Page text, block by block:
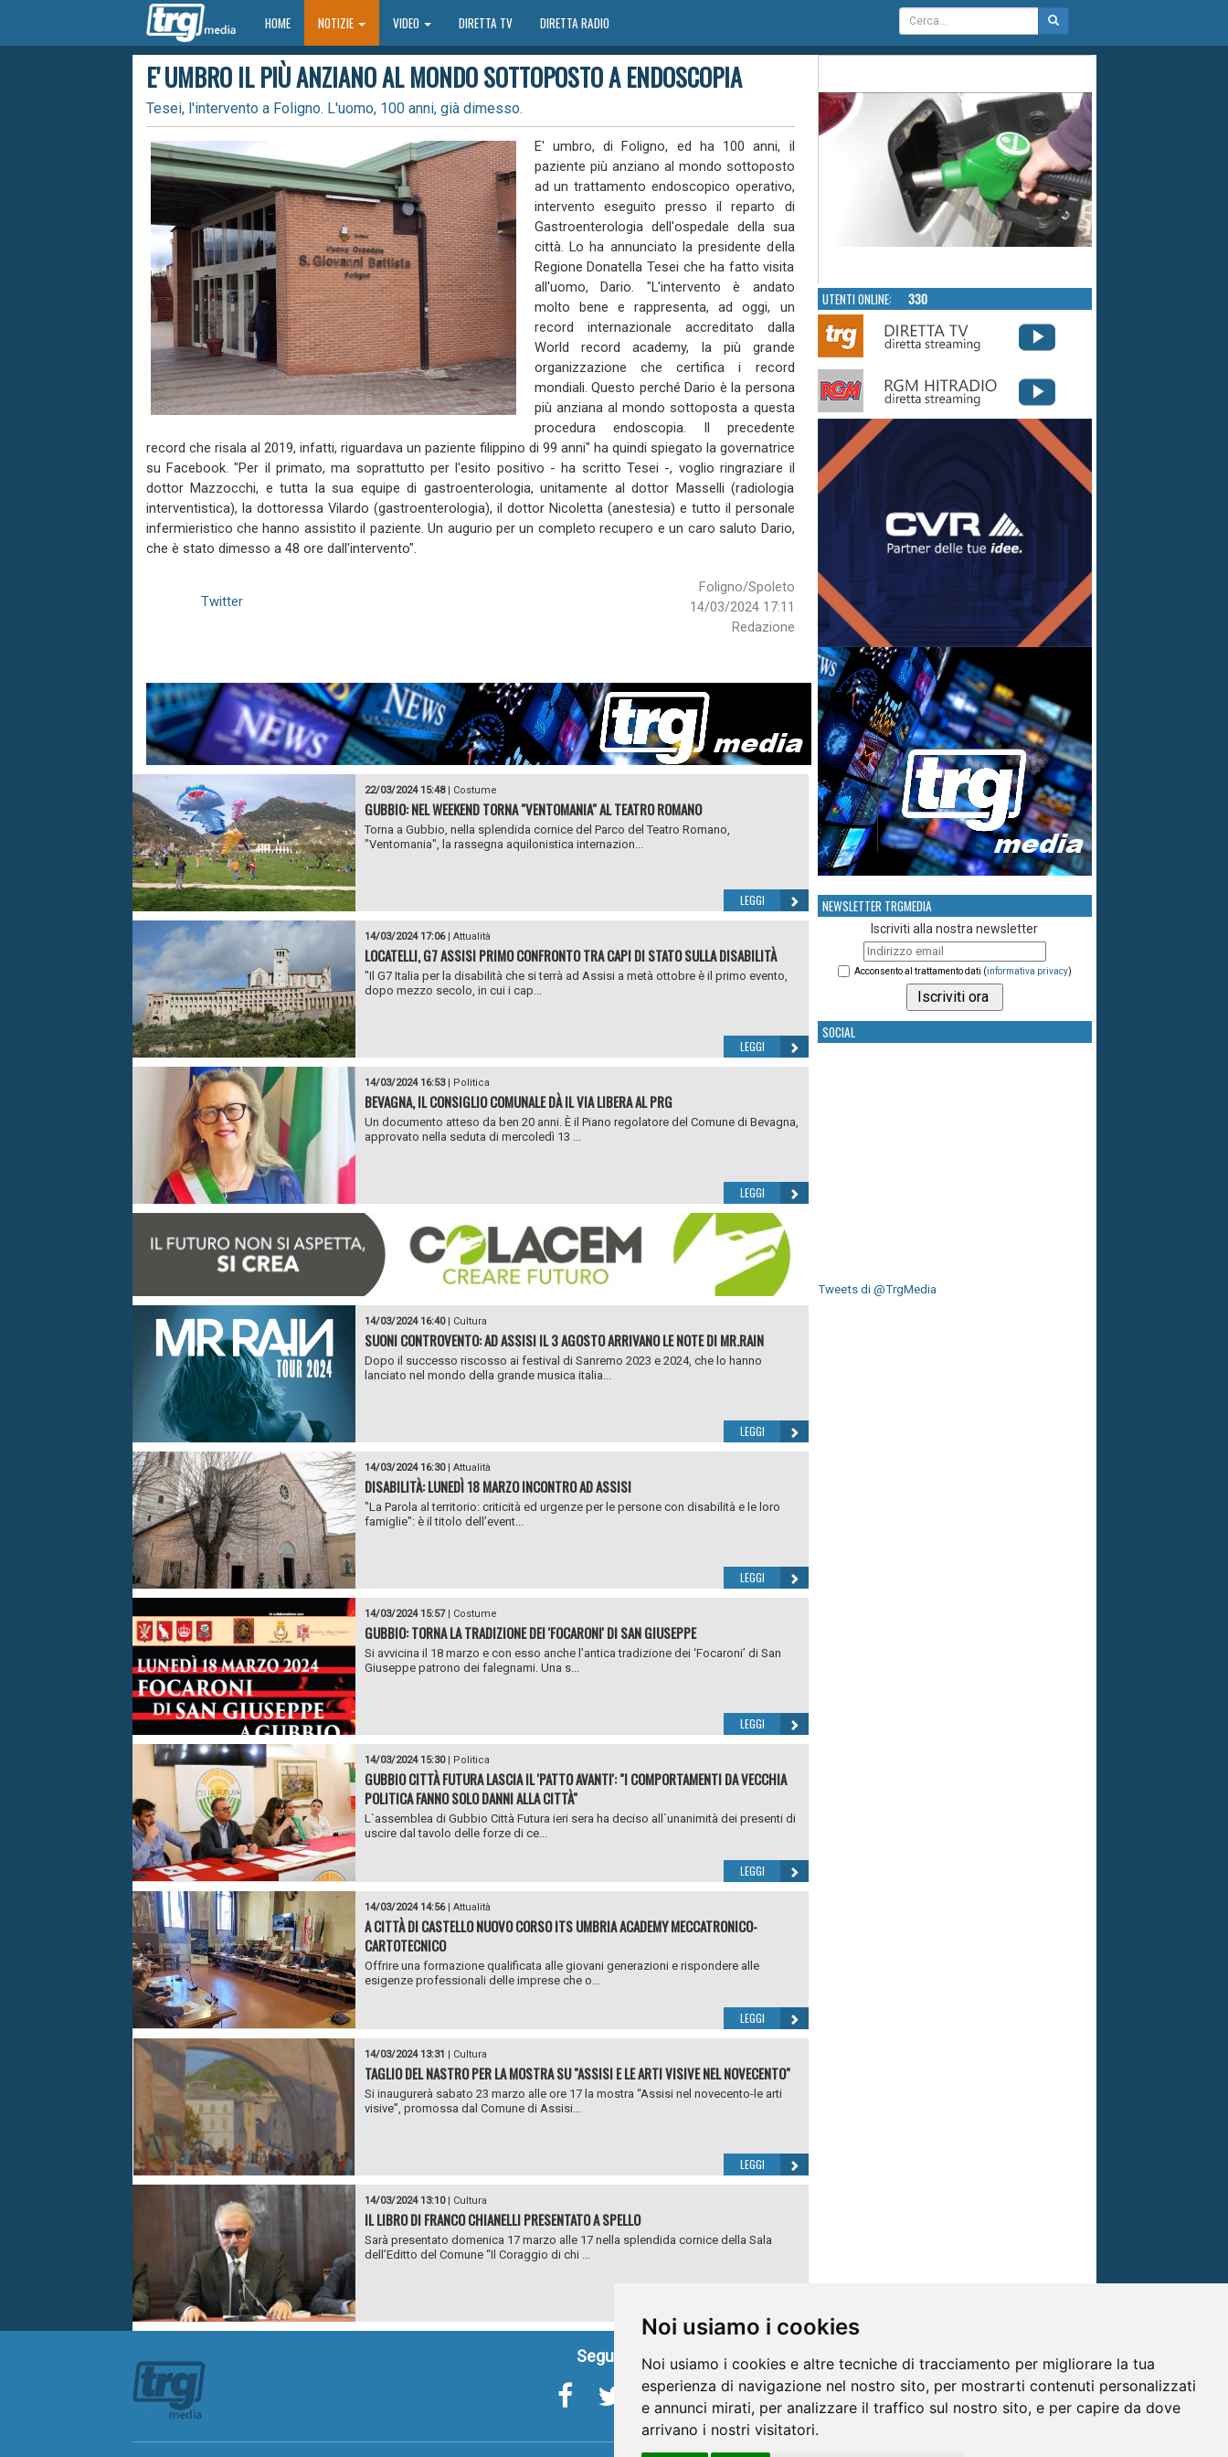
Noi usiamo i cookies
Noi usiamo i cookies e altre tecniche di tracciamento per migliorare la tua
esperienza di navigazione nel nostro sito, per mostrarti contenuti personalizzati
e annunci mirati, per analizzare il traffico sul nostro sito, e per capire da dove
arrivano i nostri visitatori.
HOMEHOME NOTIZIE VIDEO DIRETTA TV DIRETTA RADIO
E' UMBRO IL PIÙ ANZIANO AL MONDO SOTTOPOSTO A ENDOSCOPIA
Tesei, l'intervento a Foligno. L'uomo, 100 anni, già dimesso.
E' umbro, di Foligno, ed ha 100 anni, il
paziente più anziano al mondo sottoposto
ad un trattamento endoscopico operativo,
intervento eseguito presso il reparto di
Gastroenterologia dell'ospedale della sua
città. Lo ha annunciato la presidente della
Regione Donatella Tesei che ha fatto visita
all'uomo, Dario. "L'intervento è andato
molto bene e rappresenta, ad oggi, un
record internazionale accreditato dalla
World record academy, la più grande
organizzazione che certifica i record
mondiali. Questo perché Dario è la persona
più anziana al mondo sottoposta a questa
procedura endoscopia. Il precedente
record che risala al 2019, infatti, riguardava un paziente filippino di 99 anni" ha quindi spiegato la governatrice
su Facebook. "Per il primato, ma soprattutto per l'esito positivo - ha scritto Tesei -, voglio ringraziare il
dottor Mazzocchi, e tutta la sua equipe di gastroenterologia, unitamente al dottor Masselli (radiologia
interventistica), la dottoressa Vilardo (gastroenterologia), il dottor Nicoletta (anestesia) e tutto il personale
infermieristico che hanno assistito il paziente. Un augurio per un completo recupero e un caro saluto Dario,
che è stato dimesso a 48 ore dall'intervento".
Foligno/Spoleto
14/03/2024 17:11
Redazione
Twitter
22/03/2024 15:48| Costume
GUBBIO: NEL WEEKEND TORNA "VENTOMANIA" AL TEATRO ROMANO
Torna a Gubbio, nella splendida cornice del Parco del Teatro Romano,
"Ventomania", la rassegna aquilonistica internazion...
LEGGI
14/03/2024 17:06| Attualità
LOCATELLI, G7 ASSISI PRIMO CONFRONTO TRA CAPI DI STATO SULLA DISABILITÀ
"Il G7 Italia per la disabilità che si terrà ad Assisi a metà ottobre è il primo evento,
dopo mezzo secolo, in cui i cap...
LEGGI
14/03/2024 16:53| Politica
BEVAGNA, IL CONSIGLIO COMUNALE DÀ IL VIA LIBERA AL PRG
Un documento atteso da ben 20 anni. È il Piano regolatore del Comune di Bevagna,
approvato nella seduta di mercoledì 13 ...
LEGGI
14/03/2024 16:40| Cultura
SUONI CONTROVENTO: AD ASSISI IL 3 AGOSTO ARRIVANO LE NOTE DI MR.RAIN
Dopo il successo riscosso ai festival di Sanremo 2023 e 2024, che lo hanno
lanciato nel mondo della grande musica italia...
LEGGI
14/03/2024 16:30| Attualità
DISABILITÀ: LUNEDÌ 18 MARZO INCONTRO AD ASSISI
"La Parola al territorio: criticità ed urgenze per le persone con disabilità e le loro
famiglie": è il titolo dell’event...
LEGGI
14/03/2024 15:57| Costume
GUBBIO: TORNA LA TRADIZIONE DEI 'FOCARONI' DI SAN GIUSEPPE
Si avvicina il 18 marzo e con esso anche l’antica tradizione dei ‘Focaroni’ di San
Giuseppe patrono dei falegnami. Una s...
LEGGI
14/03/2024 15:30| Politica
GUBBIO CITTÀ FUTURA LASCIA IL 'PATTO AVANTI': "I COMPORTAMENTI DA VECCHIA
POLITICA FANNO SOLO DANNI ALLA CITTÀ"
L`assemblea di Gubbio Città Futura ieri sera ha deciso all`unanimità dei presenti di
uscire dal tavolo delle forze di ce...
LEGGI
14/03/2024 14:56| Attualità
A CITTÀ DI CASTELLO NUOVO CORSO ITS UMBRIA ACADEMY MECCATRONICO-
CARTOTECNICO
Offrire una formazione qualificata alle giovani generazioni e rispondere alle
esigenze professionali delle imprese che o...
LEGGI
14/03/2024 13:31 | Cultura
TAGLIO DEL NASTRO PER LA MOSTRA SU "ASSISI E LE ARTI VISIVE NEL NOVECENTO"
Si inaugurerà sabato 23 marzo alle ore 17 la mostra “Assisi nel novecento-le arti
visive”, promossa dal Comune di Assisi...
LEGGI
14/03/2024 13:10| Cultura
IL LIBRO DI FRANCO CHIANELLI PRESENTATO A SPELLO
Sarà presentato domenica 17 marzo alle 17 nella splendida cornice della Sala
dell’Editto del Comune “Il Coraggio di chi ...
UTENTI ONLINE: 330
NEWSLETTER TRGMEDIA
Iscriviti alla nostra newsletter
Acconsento al trattamento dati (informativa privacy)
SOCIAL
Tweets di @TrgMedia
Seguici su